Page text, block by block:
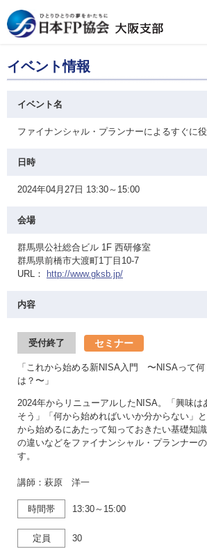
イベント情報
イベント名
ファイナンシャル・プランナーによるすぐに
日時
2024年04月27日 13:30～15:00
会場
群馬県公社総合ビル 1F 西研修室
群馬県前橋市大渡町1丁目10-7
URL：
http://www.gksb.jp/
内容
受付終了 セミナー
「これから始める新NISA入門 〜NISAって
は？〜」
2024年からリニューアルしたNISA。「興味は
そう」「何から始めればいいか分からない」
から始めるにあたって知っておきたい基礎知
の違いなどをファイナンシャル・プランナー
す。
講師：萩原 洋一
時間帯 13:30～15:00
定員 30